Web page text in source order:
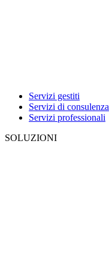
Servizi gestiti
Servizi di consulenza
Servizi professionali
SOLUZIONI